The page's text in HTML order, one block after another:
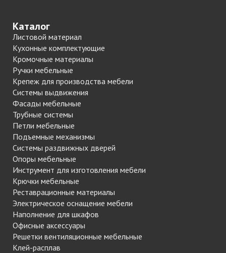
Каталог
Листовой материал
Кухонные комплектующие
Кромочные материалы
Ручки мебельные
Крепеж для производства мебели
Системы выдвижения
Фасады мебельные
Трубные системы
Петли мебельные
Подъемные механизмы
Системы раздвижных дверей
Опоры мебельные
Инструмент для изготовления мебели
Крючки мебельные
Реставрационные материалы
Электрическое оснащение мебели
Наполнение для шкафов
Офисные аксессуары
Решетки вентиляционные мебельные
Клей-расплав